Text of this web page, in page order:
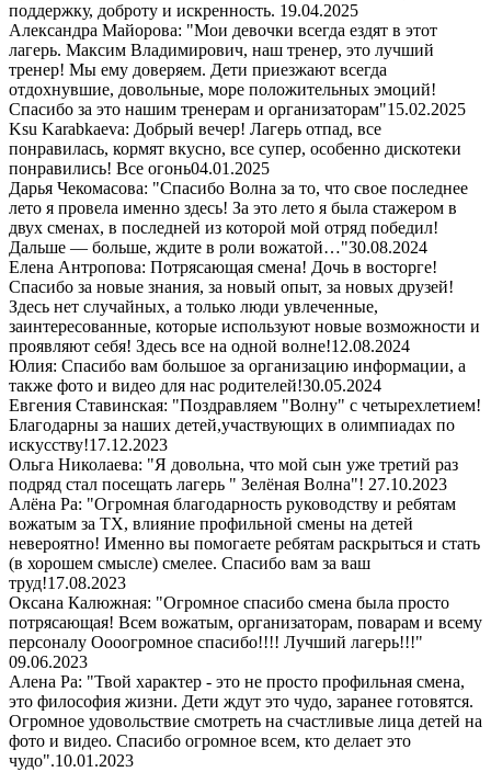
поддержку, доброту и искренность. 19.04.2025
Александра Майорова: "Мои девочки всегда ездят в этот
лагерь. Максим Владимирович, наш тренер, это лучший
тренер! Мы ему доверяем. Дети приезжают всегда
отдохнувшие, довольные, море положительных эмоций!
Спасибо за это нашим тренерам и организаторам"15.02.2025
Ksu Karabkaeva: Добрый вечер! Лагерь отпад, все
понравилась, кормят вкусно, все супер, особенно дискотеки
понравились! Все огонь04.01.2025
Дарья Чекомасова: "Спасибо Волна за то, что свое последнее
лето я провела именно здесь! За это лето я была стажером в
двух сменах, в последней из которой мой отряд победил!
Дальше — больше, ждите в роли вожатой…"30.08.2024
Елена Антропова: Потрясающая смена! Дочь в восторге!
Спасибо за новые знания, за новый опыт, за новых друзей!
Здесь нет случайных, а только люди увлеченные,
заинтересованные, которые используют новые возможности и
проявляют себя! Здесь все на одной волне!12.08.2024
Юлия: Спасибо вам большое за организацию информации, а
также фото и видео для нас родителей!30.05.2024
Евгения Ставинская: "Поздравляем "Волну" с четырехлетием!
Благодарны за наших детей,участвующих в олимпиадах по
искусству!17.12.2023
Ольга Николаева: "Я довольна, что мой сын уже третий раз
подряд стал посещать лагерь " Зелёная Волна"! 27.10.2023
Алёна Ра: "Огромная благодарность руководству и ребятам
вожатым за ТХ, влияние профильной смены на детей
невероятно! Именно вы помогаете ребятам раскрыться и стать
(в хорошем смысле) смелее. Спасибо вам за ваш
труд!17.08.2023
Оксана Калюжная: "Огромное спасибо смена была просто
потрясающая! Всем вожатым, организаторам, поварам и всему
персоналу Оооогромное спасибо!!!! Лучший лагерь!!!"
09.06.2023
Алена Ра: "Твой характер - это не просто профильная смена,
это философия жизни. Дети ждут это чудо, заранее готовятся.
Огромное удовольствие смотреть на счастливые лица детей на
фото и видео. Спасибо огромное всем, кто делает это
чудо".10.01.2023